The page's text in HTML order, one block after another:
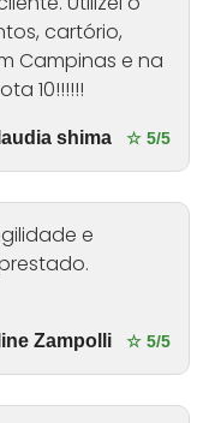
cartório,
Campinas e na
10!!!!!!
shima ☆ 5/5
e
Zampolli ☆ 5/5